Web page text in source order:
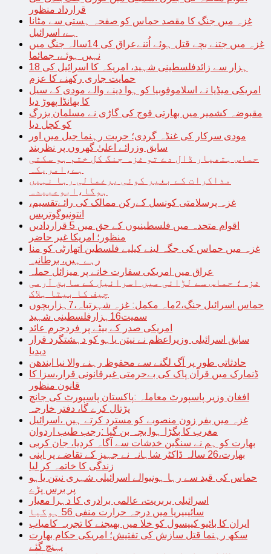
قرارداد منظور
غزہ میں جنگ کا مقصد حماس کو صفحہ ہستی سے مٹانا
ہے، اسرائیل
غزہ میں جتنے بچے قتل ہوئے اُتنےعراق کی 14سالہ جنگ میں
نہیں ہوئے، جمائما
18 ہزار سے زائدفلسطینی شہید، امریکہ کا اسرائیل کی
حمایت جاری رکھنے کا عزم
امریکی میڈیا نے اسلاموفوبیا کو ہوا دینے والے مودی کے سیل
کا بھانڈا پھوڑ دیا
مقبوضہ کشمیر میں بھارتی فوج کی گاڑی نے مسلمان بزرگ
کو کچل دیا
مودی سرکار کی غنڈہ گردی؛ حریت رہنما جیل میں اور
سابق وزرائے اعلیٰ گھروں پر نظربند
حماس ہتھیار ڈال دے تو غزہ جنگ کل ختم ہو سکتی
ہے،امریکہ
مذاکرات کے بغیر کوئی یرغمالی رہا نہیں
ہوگا،ابوعبیدہ
غزہ پرسلامتی کونسل کےرکن ممالک کی رائےتقسیم،
انتونیوگوتریس
اقوام متحدہ میں فلسطینیوں کے حق میں 5 قراردادیں
منظور؛ امریکا غیر حاضر
غزہ میں حماس کی جگہ لینے کیلیے فلسطین اتھارٹی کو منا
رہے ہیں، برطانیہ
عراق میں امریکی سفارت خانے پر میزائل حملہ
غزہ؛ حماس سے لڑائی میں اسرائیل کے سابق آرمی
چیف کا بیٹا ہلاک
حماس اسرائیل جنگ،2ماہ مکمل: غزہ شہرتباہ،7ہزاربچوں
سمیت16ہزارفلسطینی شہید
امریکی صدر کے بیٹے پر فردجرم عائد
سابق اسرائیلی وزیراعظم نے نیتن یاہو کو دہشتگرد قرار
دیدیا
حادثاتی طور پر آگ لگنے سے محفوظ رہنے والا نیا ایندھن
ڈنمارک میں قرآن پاک کی بےحرمتی غیرقانونی قرار،سزا کا
قانون منظور
افغان وزیر پاسپورٹ معاملہ :پاکستان پاسپورٹ کی جانچ
پڑتال کرے گا، دفتر خارجہ
غزہ میں بفر زون منصوبے کو مسترد کرتے ہیں ،اسرائیل
مغرب کا بگڑا ہوا بچہ بن گیا :رجب طیب اردوان
بھارت کو ہم نے سنگین خدشات سے آگاہ کردیا، جان کربی
بھارت،26 سالہ ڈاکٹر شاہانہ نے جہیز کے تقاضے پر اپنی
زندگی کا خاتمہ کر لیا
حماس کی قید سے رہا ہونیوالے اسرائیلی شہری نیتن یاہو
پر برس پڑے
اسرائیلی بربریت، عالمی برادری کا دہرا معیار
سائیبیریا میں درجہ حرارت منفی 56 ہوگیا
ایران کا بائیو کیپسول کو خلا میں بھیجنے کا تجربہ کامیاب
سکھ رہنما قتل سازش کی تفتیش؛ امریکی حکام بھارت
پہنچ گئے